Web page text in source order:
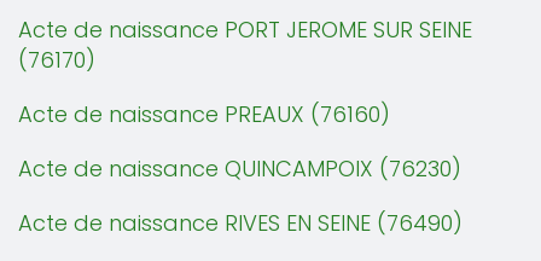
Acte de naissance PORT JEROME SUR SEINE
(76170)
Acte de naissance PREAUX (76160)
Acte de naissance QUINCAMPOIX (76230)
Acte de naissance RIVES EN SEINE (76490)